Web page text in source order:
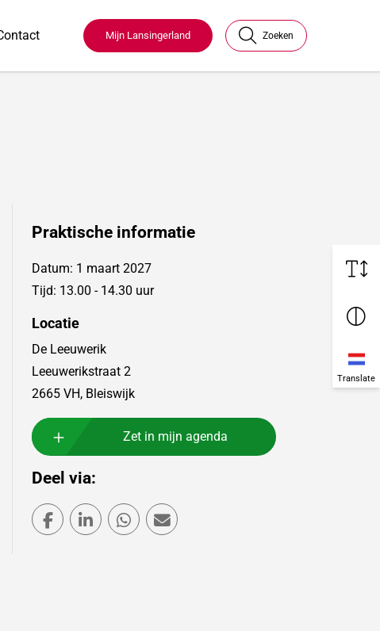
Mijn Lansingerland Zoeken
Translate
Praktische informatie
Datum: 1 maart 2027
Tijd: 13.00 - 14.30 uur
Locatie
De Leeuwerik
Leeuwerikstraat 2
2665 VH, Bleiswijk
Zet in mijn agenda
Deel via:
Deel via Facebook
Deel via LinkedIn
Deel via WhatsApp